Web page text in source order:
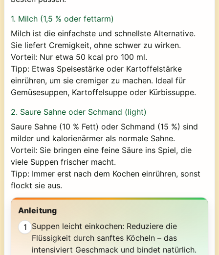
1. Milch (1,5 % oder fettarm)
Milch ist die einfachste und schnellste Alternative.
Sie liefert Cremigkeit, ohne schwer zu wirken.
Vorteil: Nur etwa 50 kcal pro 100 ml.
Tipp: Etwas Speisestärke oder Kartoffelstärke
einrühren, um sie cremiger zu machen. Ideal für
Gemüsesuppen, Kartoffelsuppe oder Kürbissuppe.
2. Saure Sahne oder Schmand (light)
Saure Sahne (10 % Fett) oder Schmand (15 %) sind
milder und kalorienärmer als normale Sahne.
Vorteil: Sie bringen eine feine Säure ins Spiel, die
viele Suppen frischer macht.
Tipp: Immer erst nach dem Kochen einrühren, sonst
flockt sie aus.
Anleitung
1 Suppen leicht einkochen: Reduziere die
Flüssigkeit durch sanftes Köcheln – das
intensiviert Geschmack und bindet natürlich.